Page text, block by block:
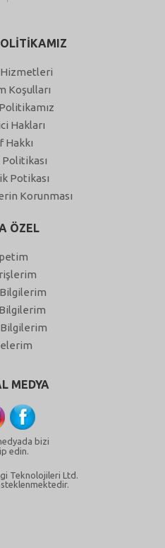
Koşulları
Hakları
Hakkı
Potikası
Korunması
ÖZEL
Bilgilerim
MEDYA
bizi
edin.
Teknolojileri Ltd.